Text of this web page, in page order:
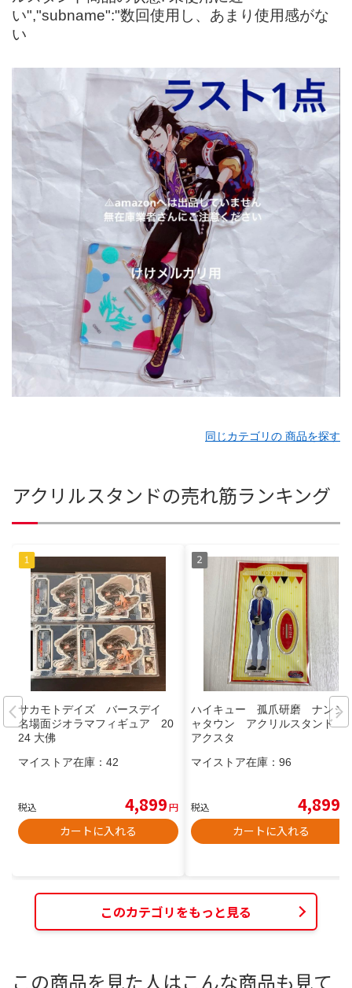
い","subname":"数回使用し、あまり使用感がな
い
同じカテゴリの 商品を探す
アクリルスタンドの売れ筋ランキング
サカモトデイズ バースデイ
名場面ジオラマフィギュア 20
24 大佛
マイストア在庫： 42
税込 4,899円
カートに入れる
ハイキュー 孤爪研磨 ナンジ
ャタウン アクリルスタンド
アクスタ
マイストア在庫： 96
税込 4,899
カートに入れる
このカテゴリをもっと見る
この商品を見た人はこんな商品も見て